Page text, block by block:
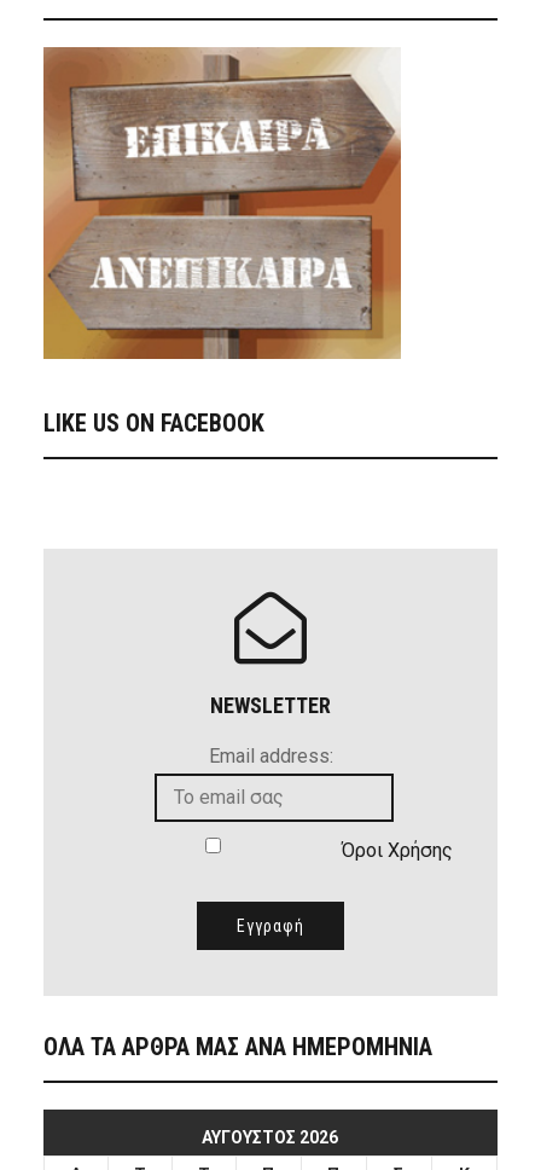
LIKE US ON FACEBOOK
NEWSLETTER
Email address:
Όροι Χρήσης
ΟΛΑ ΤΑ ΑΡΘΡΑ ΜΑΣ ΑΝΑ ΗΜΕΡΟΜΗΝΙΑ
ΑΎΓΟΥΣΤΟΣ 2026